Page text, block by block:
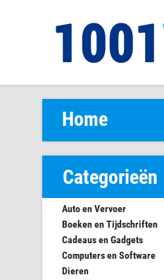
Home
Categorieën
Auto en Vervoer
Boeken en Tijdschriften
Cadeaus en Gadgets
Computers en Software
Dieren